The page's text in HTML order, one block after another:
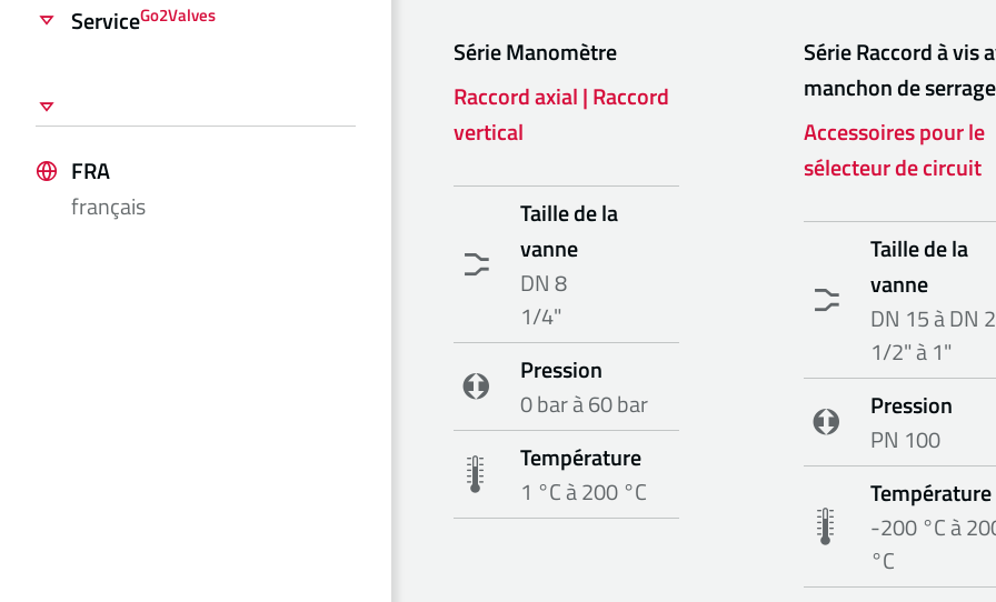
ServiceGo2Valves
FRA
français
SérieManomètre
Raccord axial | Raccord
vertical
Taille de la
vanne
DN 8
1/4"
Pression
0 bar à 60 bar
Température
1 °C à 200 °C
SérieRaccord à vis
manchon de serrage
Accessoires pour le
sélecteur de circuit
Taille de la
vanne
DN 15 à DN
1/2" à 1"
Pression
PN 100
Température
-200 °C à
°C